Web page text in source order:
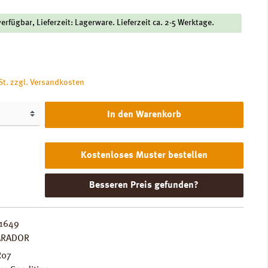
Lieferzeit: Lagerware. Lieferzeit ca. 2-5 Werktage.
zzgl. Versandkosten
In den Warenkorb
Kostenloses Muster bestellen
Besseren Preis gefunden?